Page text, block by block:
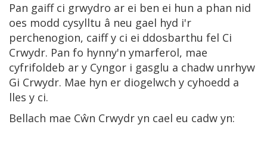
Pan gaiff ci grwydro ar ei ben ei hun a phan nid
oes modd cysylltu â neu gael hyd i'r
perchenogion, caiff y ci ei ddosbarthu fel Ci
Crwydr. Pan fo hynny'n ymarferol, mae
cyfrifoldeb ar y Cyngor i gasglu a chadw unrhyw
Gi Crwydr. Mae hyn er diogelwch y cyhoedd a
lles y ci.
Bellach mae Cŵn Crwydr yn cael eu cadw yn: